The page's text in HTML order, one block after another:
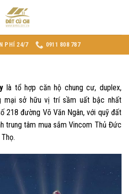
PHÍ 24/7 0911 808 787
là tổ hợp căn hộ chung cư, duplex,
mại sở hữu vị trí sầm uất bậc nhất
218 đường Võ Văn Ngân, với quỹ đất
trung tâm mua sắm Vincom Thủ Đức